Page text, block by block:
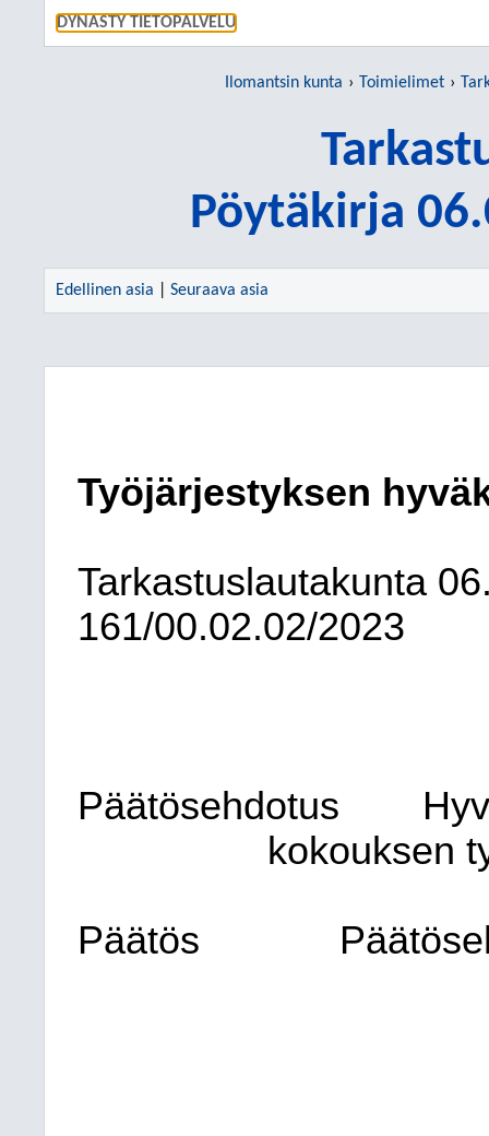
DYNASTY TIETOPALVELU
Ilomantsin kunta Toimielimet
Pöytäkirja
Edellinen asia Seuraava asia
Työjärjestyksen
Tarkastuslautakunta
161/00.02.02/2023
Päätösehdotus
kokouksen
Päätös